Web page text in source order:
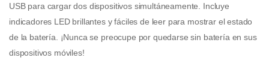
USB para cargar dos dispositivos simultáneamente. Incluye
indicadores LED brillantes y fáciles de leer para mostrar el estado
de la batería. ¡Nunca se preocupe por quedarse sin batería en sus
dispositivos móviles!